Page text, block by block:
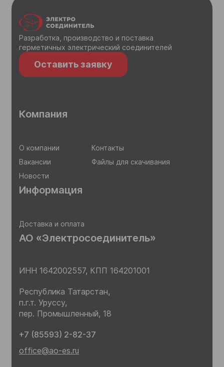
Разработка, производство и поставка
герметичных электрический соединителей
Оставить заявку
АО «Электросоединитель»
ИНН 1642002557, КПП 164201001
Республика Татарстан,
п.г.т. Уруссу,
пер. Промышленный, 18
+7 (85593) 2-82-37
office@ao-es.ru
Компания
О компании
Вакансии
Новости
Контакты
Файлы для скачивания
Информация
Доставка и оплата